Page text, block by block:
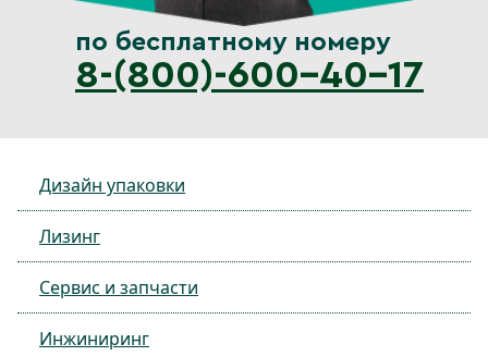
по бесплатному номеру
8-(800)-600-40-17
Дизайн упаковки
Лизинг
Сервис и запчасти
Инжиниринг